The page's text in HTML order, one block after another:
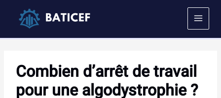
contenu
Combien d’arrêt de travail
pour une algodystrophie ?